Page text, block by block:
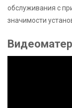
обслуживания с
значимости